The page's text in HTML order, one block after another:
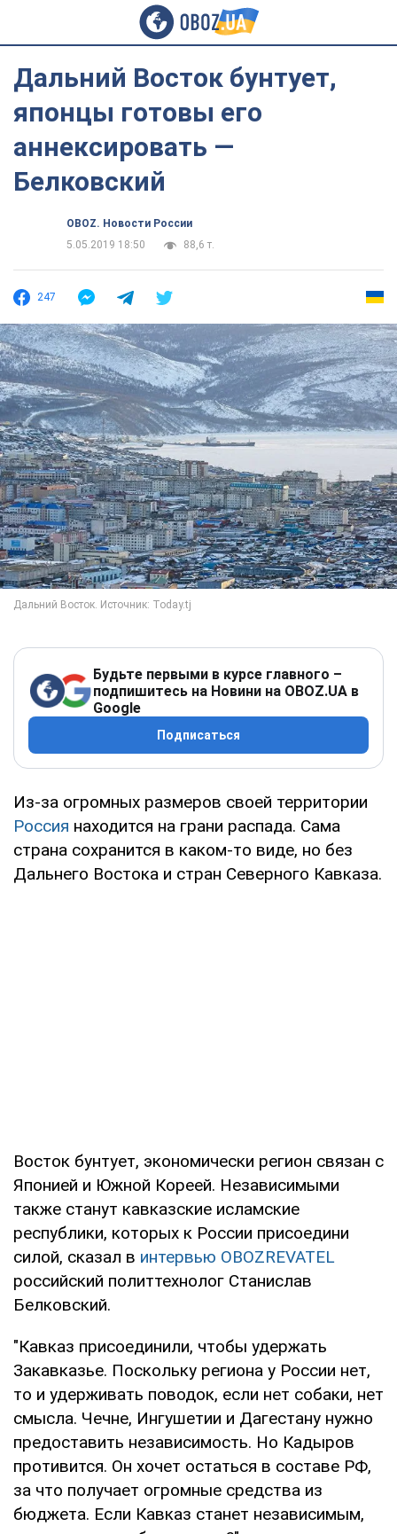
Дальний Восток бунтует,
японцы готовы его
аннексировать —
Белковский
OBOZ. Новости России
5.05.2019 18:50
88,6 т.
247
Будьте первыми в курсе главного –
подпишитесь на Новини на OBOZ.UA в
Google
Подписаться
Из-за огромных размеров своей территории
Россия находится на грани распада. Сама
страна сохранится в каком-то виде, но без
Дальнего Востока и стран Северного Кавказа.
Восток бунтует, экономически регион связан с
Японией и Южной Кореей. Независимыми
также станут кавказские исламские
республики, которых к России присоедини
силой, сказал в интервью OBOZREVATEL
российский политтехнолог Станислав
Белковский.
"Кавказ присоединили, чтобы удержать
Закавказье. Поскольку региона у России нет,
то и удерживать поводок, если нет собаки, нет
смысла. Чечне, Ингушетии и Дагестану нужно
предоставить независимость. Но Кадыров
противится. Он хочет остаться в составе РФ,
за что получает огромные средства из
бюджета. Если Кавказ станет независимым,